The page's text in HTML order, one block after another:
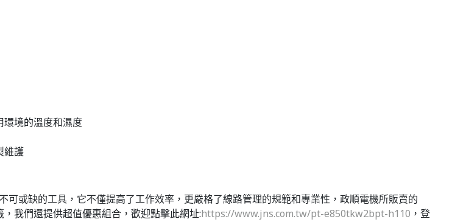
環境的溫度和濕度
維護
可或缺的工具，它不僅提高了工作效率，更嚴格了線路管理的規範和專業性，政順電機所販賣的
我們還提供超值優惠組合，歡迎點擊此網址:https://www.jns.com.tw/pt-e850tkw2bpt-h110 ，登